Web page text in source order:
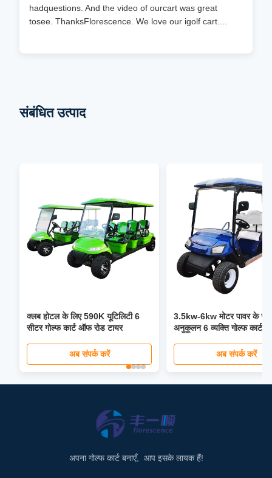
hadquestions. And the video of ourcart was great
tosee. ThanksFlorescence. We love our igolf cart....
संबंधित उत्पाद
क्लब होटल के लिए 590K यूटिलिटी 6
सीटर गोल्फ कार्ट ऑफ रोड टायर
अब संपर्क करें
3.5kw-6kw मोटर पावर के
अनुकूलन 6 व्यक्ति गोल्फ कार्ट
अब संपर्क करें
अपना गोल्फ कार्ट बनाएँ, आप इसके लायक हैं!